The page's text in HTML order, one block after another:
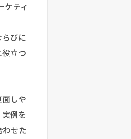
ケティ
びに
立つ
しや
例を
わせた